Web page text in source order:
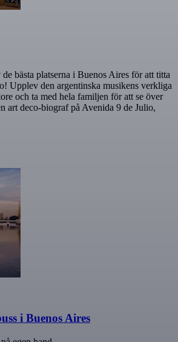
bästa platserna i Buenos Aires för att titta
Upplev den argentinska musikens verkliga
och ta med hela familjen för att se över
art deco-biograf på Avenida 9 de Julio,
i Buenos Aires